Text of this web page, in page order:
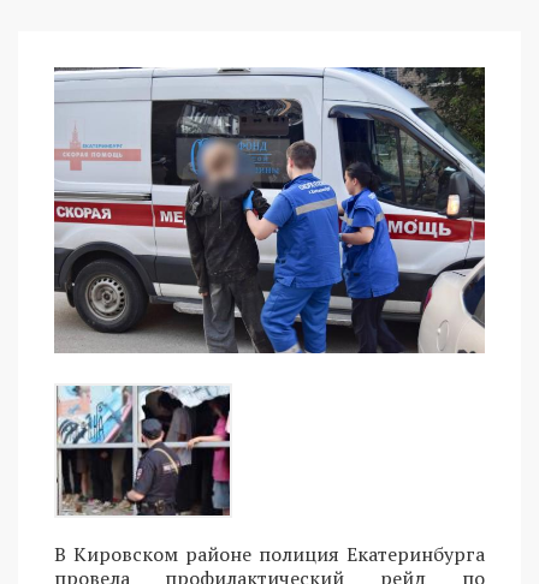
В Кировском районе полиция Екатеринбурга
провела профилактический рейд по